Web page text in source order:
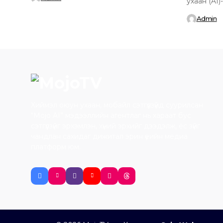
Admin